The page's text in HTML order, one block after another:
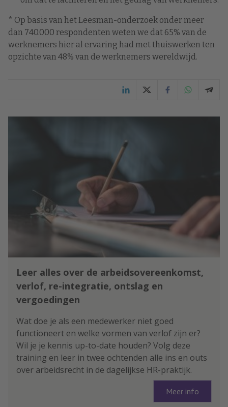
* Op basis van het Leesman-onderzoek onder meer
dan 740.000 respondenten weten we dat 65% van de
werknemers hier al ervaring had met thuiswerken ten
opzichte van 48% van de werknemers wereldwijd.
Leer alles over de arbeidsovereenkomst,
verlof, re-integratie, ontslag en
vergoedingen
Wat doe je als een medewerker niet goed
functioneert en welke vormen van verlof zijn er?
Wil je je kennis up-to-date houden? Volg deze
training en leer in twee ochtenden alle ins en outs
over arbeidsrecht in de dagelijkse HR-praktijk.
Meer info